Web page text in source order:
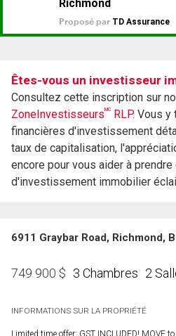
Êtes-vous un investisseur
Consultez cette inscription sur
ZoneInvestisseursMC RLP. Vous y
financières d'investissement
taux de capitalisation,
encore pour vous aider à
d'investissement immobilier
6911 Graybar Road, Richmond,
749 900 $ 3 Chambres 2
INFORMATIONS SUR LA PROPRIÉTÉ